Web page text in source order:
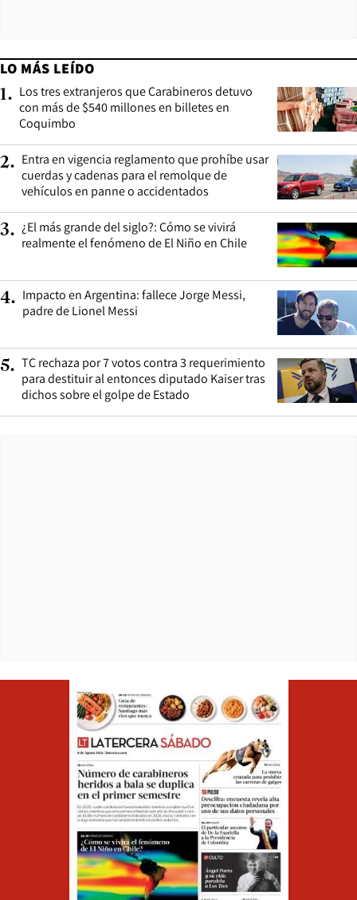
LO MÁS LEÍDO
1. Los tres extranjeros que Carabineros detuvo
con más de $540 millones en billetes en
Coquimbo
2. Entra en vigencia reglamento que prohíbe usar
cuerdas y cadenas para el remolque de
vehículos en panne o accidentados
3. ¿El más grande del siglo?: Cómo se vivirá
realmente el fenómeno de El Niño en Chile
4. Impacto en Argentina: fallece Jorge Messi,
padre de Lionel Messi
5. TC rechaza por 7 votos contra 3 requerimiento
para destituir al entonces diputado Kaiser tras
dichos sobre el golpe de Estado